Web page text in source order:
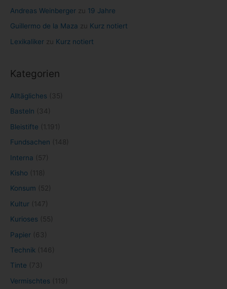
Andreas Weinberger zu 19 Jahre
Guillermo de la Maza zu Kurz notiert
Lexikaliker zu Kurz notiert
Kategorien
Alltägliches (35)
Basteln (34)
Bleistifte (1.191)
Fundsachen (148)
Interna (57)
Kisho (118)
Konsum (52)
Kultur (147)
Kurioses (55)
Papier (63)
Technik (146)
Tinte (73)
Vermischtes (119)